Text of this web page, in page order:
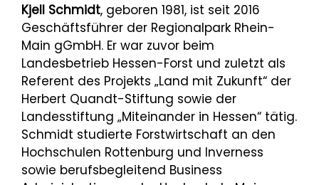
Kjell Schmidt, geboren 1981, ist seit 2016
Geschäftsführer der Regionalpark Rhein-
Main gGmbH. Er war zuvor beim
Landesbetrieb Hessen-Forst und zuletzt als
Referent des Projekts „Land mit Zukunft“ der
Herbert Quandt-Stiftung sowie der
Landesstiftung „Miteinander in Hessen“ tätig.
Schmidt studierte Forstwirtschaft an den
Hochschulen Rottenburg und Inverness
sowie berufsbegleitend Business